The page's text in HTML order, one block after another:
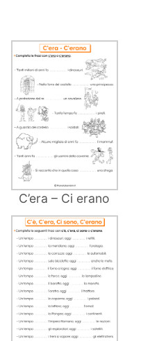
C’era – Ci erano